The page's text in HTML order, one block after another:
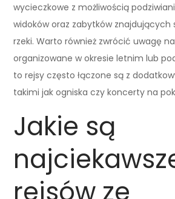
wycieczkowe z możliwością
widoków oraz zabytków znajdujących
rzeki. Warto również zwrócić uwagę
organizowane w okresie letnim lub
to rejsy często łączone są z
takimi jak ogniska czy koncerty na
Jakie są
rejsów ze